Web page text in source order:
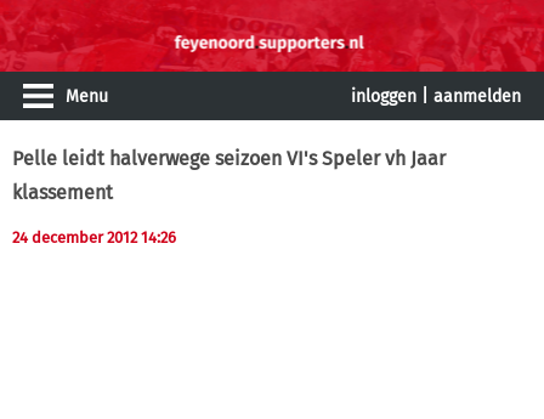
Menu inloggen aanmelden
Pelle leidt halverwege seizoen VI's Speler vh Jaar
klassement
24 december 2012 14:26